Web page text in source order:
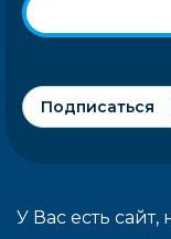
Подписаться
У Вас есть